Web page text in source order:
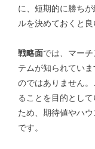
に、短期的に勝ち
ルを決めておくと良
戦略面では、マー
テムが知られてい
のではありません
ることを目的とし
ため、期待値やハ
です。